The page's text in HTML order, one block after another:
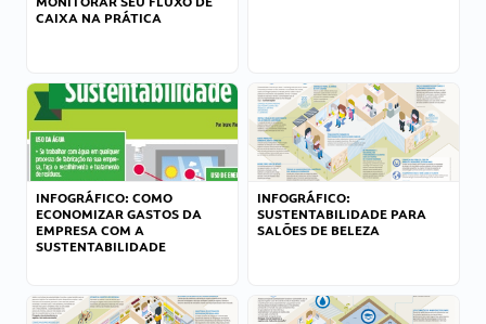
CAIXA NA PRÁTICA
INFOGRÁFICO: COMO
ECONOMIZAR GASTOS DA
EMPRESA COM A
SUSTENTABILIDADE
INFOGRÁFICO:
SUSTENTABILIDADE PARA
SALÕES DE BELEZA